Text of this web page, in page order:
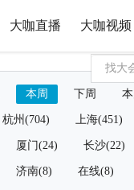
大咖直播 大咖视频
本周 下周
杭州(704) 上海(451)
厦门(24) 长沙(22)
济南(8) 在线(8)